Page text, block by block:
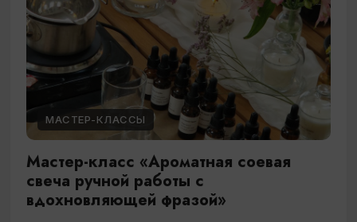
МАСТЕР-КЛАССЫ
Мастер-класс «Ароматная соевая
свеча ручной работы с
вдохновляющей фразой»